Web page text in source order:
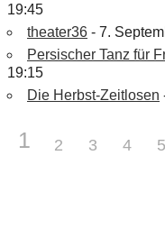
19:45
theater36 - 7.
Persischer Tanz für
19:15
Die Herbst-Zeitlosen
1 2 3 4 5